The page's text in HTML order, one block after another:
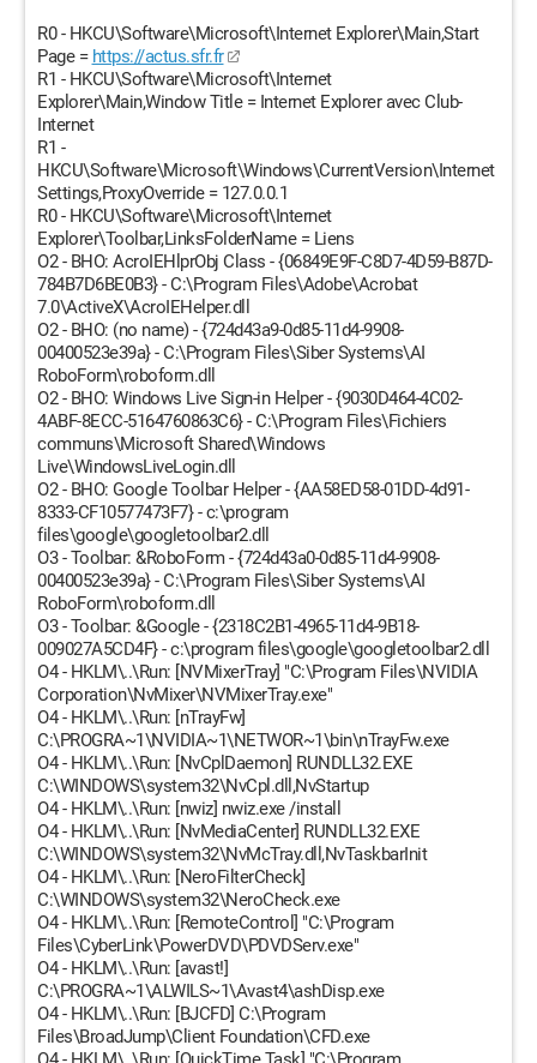
R0 - HKCU\Software\Microsoft\Internet Explorer\Main,Start
Page = https://actus.sfr.fr
R1 - HKCU\Software\Microsoft\Internet
Explorer\Main,Window Title = Internet Explorer avec Club-
Internet
R1 -
HKCU\Software\Microsoft\Windows\CurrentVersion\Internet
Settings,ProxyOverride = 127.0.0.1
R0 - HKCU\Software\Microsoft\Internet
Explorer\Toolbar,LinksFolderName = Liens
O2 - BHO: AcroIEHlprObj Class - {06849E9F-C8D7-4D59-B87D-
784B7D6BE0B3} - C:\Program Files\Adobe\Acrobat
7.0\ActiveX\AcroIEHelper.dll
O2 - BHO: (no name) - {724d43a9-0d85-11d4-9908-
00400523e39a} - C:\Program Files\Siber Systems\AI
RoboForm\roboform.dll
O2 - BHO: Windows Live Sign-in Helper - {9030D464-4C02-
4ABF-8ECC-5164760863C6} - C:\Program Files\Fichiers
communs\Microsoft Shared\Windows
Live\WindowsLiveLogin.dll
O2 - BHO: Google Toolbar Helper - {AA58ED58-01DD-4d91-
8333-CF10577473F7} - c:\program
files\google\googletoolbar2.dll
O3 - Toolbar: &RoboForm - {724d43a0-0d85-11d4-9908-
00400523e39a} - C:\Program Files\Siber Systems\AI
RoboForm\roboform.dll
O3 - Toolbar: &Google - {2318C2B1-4965-11d4-9B18-
009027A5CD4F} - c:\program files\google\googletoolbar2.dll
O4 - HKLM\..\Run: [NVMixerTray] "C:\Program Files\NVIDIA
Corporation\NvMixer\NVMixerTray.exe"
O4 - HKLM\..\Run: [nTrayFw]
C:\PROGRA~1\NVIDIA~1\NETWOR~1\bin\nTrayFw.exe
O4 - HKLM\..\Run: [NvCplDaemon] RUNDLL32.EXE
C:\WINDOWS\system32\NvCpl.dll,NvStartup
O4 - HKLM\..\Run: [nwiz] nwiz.exe /install
O4 - HKLM\..\Run: [NvMediaCenter] RUNDLL32.EXE
C:\WINDOWS\system32\NvMcTray.dll,NvTaskbarInit
O4 - HKLM\..\Run: [NeroFilterCheck]
C:\WINDOWS\system32\NeroCheck.exe
O4 - HKLM\..\Run: [RemoteControl] "C:\Program
Files\CyberLink\PowerDVD\PDVDServ.exe"
O4 - HKLM\..\Run: [avast!]
C:\PROGRA~1\ALWILS~1\Avast4\ashDisp.exe
O4 - HKLM\..\Run: [BJCFD] C:\Program
Files\BroadJump\Client Foundation\CFD.exe